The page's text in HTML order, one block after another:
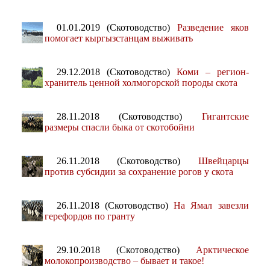
01.01.2019 (Скотоводство) Разведение яков
помогает кыргызстанцам выживать
29.12.2018 (Скотоводство) Коми – регион-
хранитель ценной холмогорской породы скота
28.11.2018 (Скотоводство) Гигантские
размеры спасли быка от скотобойни
26.11.2018 (Скотоводство) Швейцарцы
против субсидии за сохранение рогов у скота
26.11.2018 (Скотоводство) На Ямал завезли
герефордов по гранту
29.10.2018 (Скотоводство) Арктическое
молокопроизводство – бывает и такое!